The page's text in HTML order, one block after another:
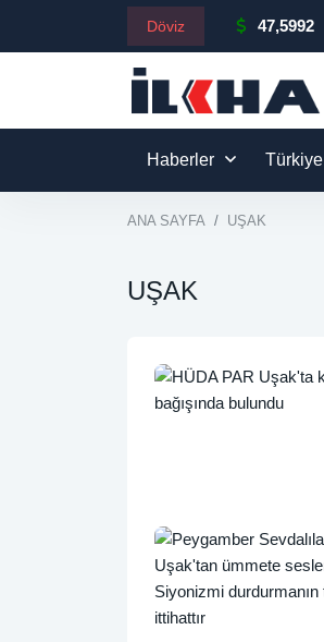
Döviz 47,5992
Haberler Türkiye
ANA SAYFA UŞAK
UŞAK